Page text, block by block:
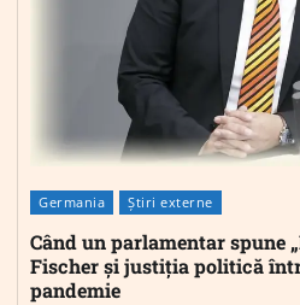
Germania Știri externe
Când un parlamentar spune
Fischer și justiția politică
pandemie